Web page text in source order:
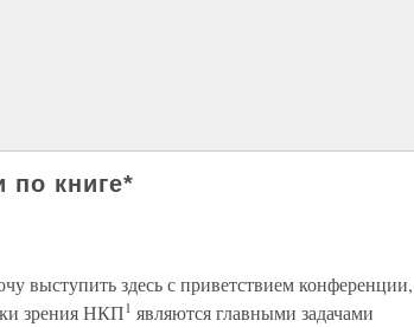
по книге*
выступить здесь с приветствием конференции,
зрения НКП1 являются главными задачами